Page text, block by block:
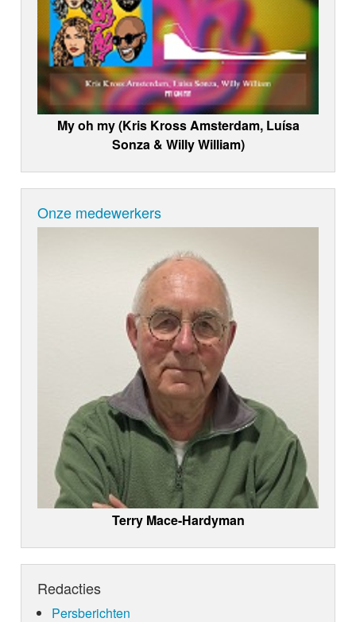
My oh my (Kris Kross Amsterdam, Luísa
Sonza & Willy William)
Onze medewerkers
Terry Mace-Hardyman
Redacties
Persberichten